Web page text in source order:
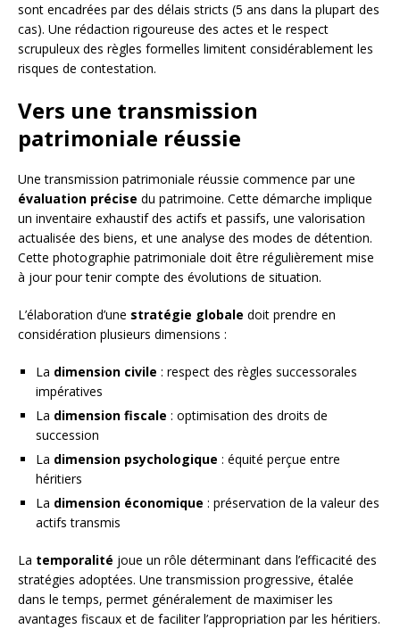
sont encadrées par des délais stricts (5 ans dans la plupart des
cas). Une rédaction rigoureuse des actes et le respect
scrupuleux des règles formelles limitent considérablement les
risques de contestation.
Vers une transmission
patrimoniale réussie
Une transmission patrimoniale réussie commence par une
évaluation précise du patrimoine. Cette démarche implique
un inventaire exhaustif des actifs et passifs, une valorisation
actualisée des biens, et une analyse des modes de détention.
Cette photographie patrimoniale doit être régulièrement mise
à jour pour tenir compte des évolutions de situation.
L’élaboration d’une stratégie globale doit prendre en
considération plusieurs dimensions :
La dimension civile : respect des règles successorales
impératives
La dimension fiscale : optimisation des droits de
succession
La dimension psychologique : équité perçue entre
héritiers
La dimension économique : préservation de la valeur des
actifs transmis
La temporalité joue un rôle déterminant dans l’efficacité des
stratégies adoptées. Une transmission progressive, étalée
dans le temps, permet généralement de maximiser les
avantages fiscaux et de faciliter l’appropriation par les héritiers.